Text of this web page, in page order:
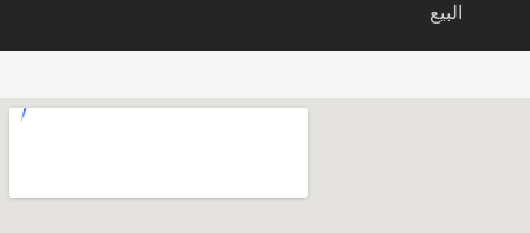
البيع